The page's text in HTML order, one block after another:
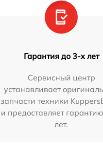
Гарантия до 3-х лет
Сервисный центр
устанавливает
запчасти техники
и предоставляет
лет.